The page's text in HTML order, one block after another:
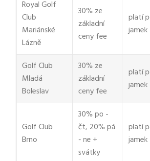
Royal Golf
Club
Mariánské
Lázně
30% ze
základní
ceny fee
platí
jamek
Golf Club
Mladá
Boleslav
30% ze
základní
ceny fee
platí
jamek
Golf Club
Brno
30% po -
čt, 20% pá
- ne +
svátky
platí
jamek